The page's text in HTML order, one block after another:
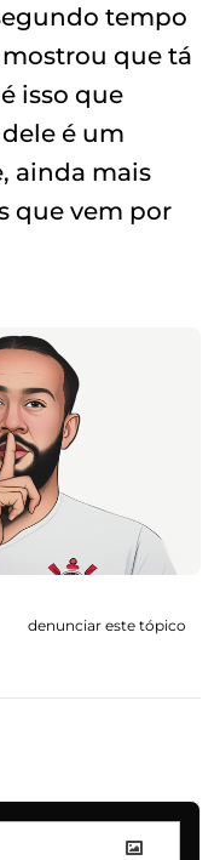
tempo
que tá
isso que
é um
ainda mais
que vem por
denunciar este tópico